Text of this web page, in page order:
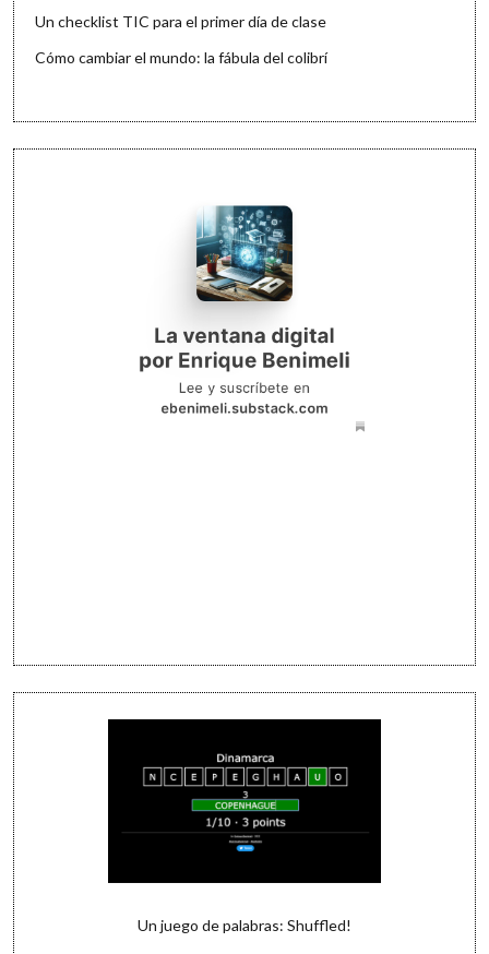
Un checklist TIC para el primer día de clase
Cómo cambiar el mundo: la fábula del colibrí
Un juego de palabras: Shuffled!